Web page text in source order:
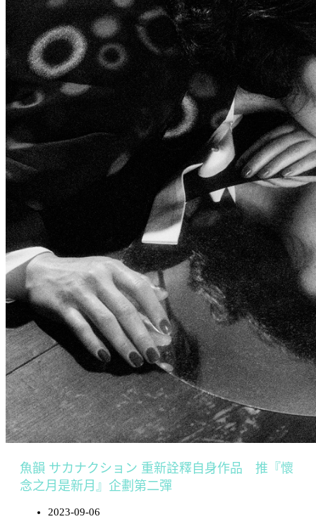
魚韻 サカナクション 重新詮釋自身作品 推『懷
念之月是新月』企劃第二彈
2023-09-06